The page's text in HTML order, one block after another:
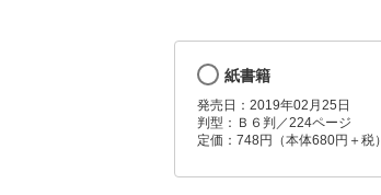
紙書籍
発売日：2019年02月25日
判型：Ｂ６判／224ページ
定価：748円（本体680円＋税）